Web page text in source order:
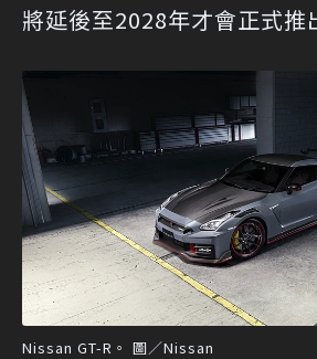
將延後至2028年才會正式推
Nissan GT-R。 圖／Nissan